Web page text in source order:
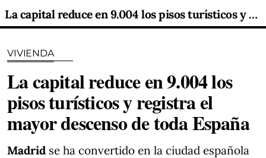
La capital reduce en 9.004 los pisos turísticos y registra el mayor descenso de toda España
VIVIENDA
La capital reduce en 9.004 los
pisos turísticos y registra el
mayor descenso de toda España
Madrid se ha convertido en la ciudad española